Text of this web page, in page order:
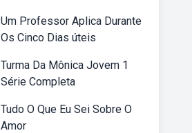
Um Professor Aplica Durante
Os Cinco Dias úteis
Turma Da Mônica Jovem 1
Série Completa
Tudo O Que Eu Sei Sobre O
Amor